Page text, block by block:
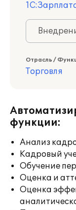
Отрасль /
Торговля
функции:
Анализ
Кадровый
Обучение
Оценка и
Оценка